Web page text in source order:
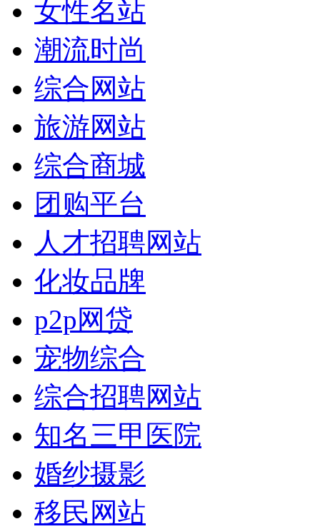
女性名站
潮流时尚
综合网站
旅游网站
综合商城
团购平台
人才招聘网站
化妆品牌
p2p网贷
宠物综合
综合招聘网站
知名三甲医院
婚纱摄影
移民网站